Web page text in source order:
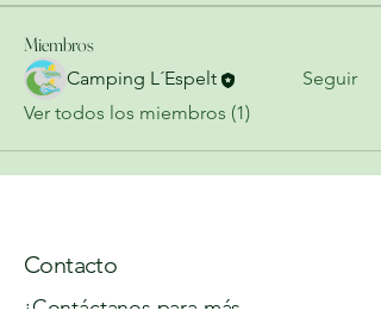
Miembros
Camping L´Espelt
Seguir
Ver todos los miembros (1)
Contacto
¡Contáctanos para más